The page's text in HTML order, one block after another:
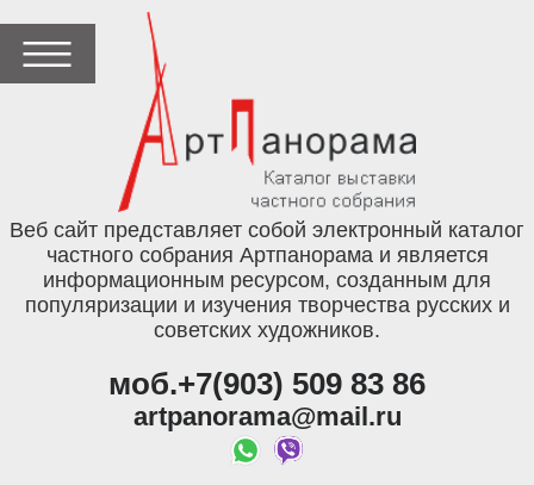
Веб сайт представляет собой электронный каталог
частного собрания Артпанорама и является
информационным ресурсом, созданным для
популяризации и изучения творчества русских и
советских художников.
моб.+7(903) 509 83 86
artpanorama@mail.ru